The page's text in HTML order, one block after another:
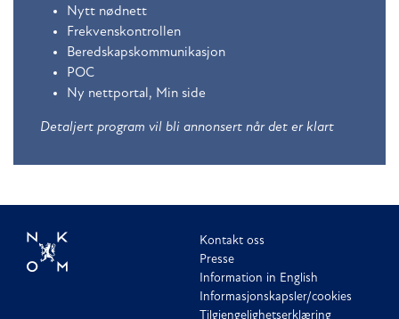
Nytt nødnett
Frekvenskontrollen
Beredskapskommunikasjon
POC
Ny nettportal, Min side
Detaljert program vil bli annonsert når det er klart
Kontakt oss
Presse
Information in English
Informasjonskapsler/cookies
Tilgjengelighetserklæring